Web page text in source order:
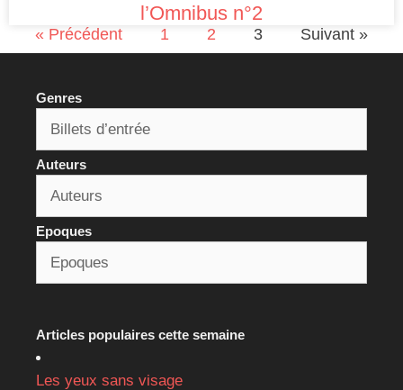
l’Omnibus n°2
« Précédent 1 2 3 Suivant »
Genres
Auteurs
Epoques
Articles populaires cette semaine
Les yeux sans visage